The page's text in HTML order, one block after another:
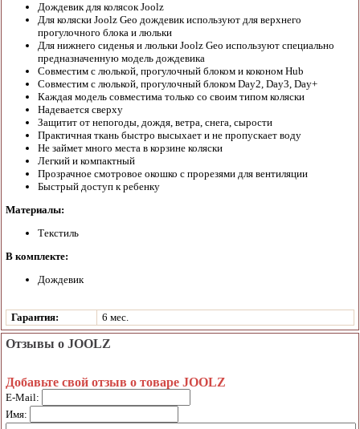
Дождевик для колясок Joolz
Для коляски Joolz Geo дождевик используют для верхнего
прогулочного блока и люльки
Для нижнего сиденья и люльки Joolz Geo используют специально
предназначенную модель дождевика
Совместим с люлькой, прогулочный блоком и коконом Hub
Совместим с люлькой, прогулочный блоком Day2, Day3, Day+
Каждая модель совместима только со своим типом коляски
Надевается сверху
Защитит от непогоды, дождя, ветра, снега, сырости
Практичная ткань быстро высыхает и не пропускает воду
Не займет много места в корзине коляски
Легкий и компактный
Прозрачное смотровое окошко с прорезями для вентиляции
Быстрый доступ к ребенку
Материалы:
Текстиль
В комплекте:
Дождевик
Гарантия: 6 мес.
Отзывы о JOOLZ
Добавьте свой отзыв о товаре JOOLZ
E-Mail:
Имя: